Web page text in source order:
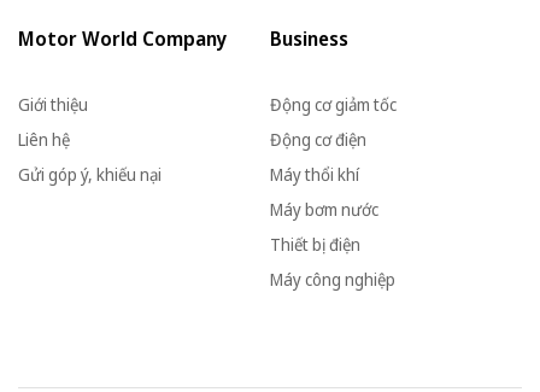
Motor World Company
Giới thiệu
Liên hệ
Gửi góp ý, khiếu nại
Business
Động cơ giảm tốc
Động cơ điện
Máy thổi khí
Máy bơm nước
Thiết bị điện
Máy công nghiệp